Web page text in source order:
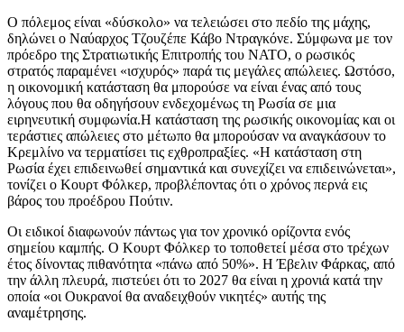
Ο πόλεμος είναι «δύσκολο» να τελειώσει στο πεδίο της μάχης,
δηλώνει ο Ναύαρχος Τζουζέπε Κάβο Ντραγκόνε. Σύμφωνα με τον
πρόεδρο της Στρατιωτικής Επιτροπής του ΝΑΤΟ, ο ρωσικός
στρατός παραμένει «ισχυρός» παρά τις μεγάλες απώλειες. Ωστόσο,
η οικονομική κατάσταση θα μπορούσε να είναι ένας από τους
λόγους που θα οδηγήσουν ενδεχομένως τη Ρωσία σε μια
ειρηνευτική συμφωνία.Η κατάσταση της ρωσικής οικονομίας και οι
τεράστιες απώλειες στο μέτωπο θα μπορούσαν να αναγκάσουν το
Κρεμλίνο να τερματίσει τις εχθροπραξίες. «Η κατάσταση στη
Ρωσία έχει επιδεινωθεί σημαντικά και συνεχίζει να επιδεινώνεται»,
τονίζει ο Κουρτ Φόλκερ, προβλέποντας ότι ο χρόνος περνά εις
βάρος του προέδρου Πούτιν.
Οι ειδικοί διαφωνούν πάντως για τον χρονικό ορίζοντα ενός
σημείου καμπής. Ο Κουρτ Φόλκερ το τοποθετεί μέσα στο τρέχων
έτος δίνοντας πιθανότητα «πάνω από 50%». Η Έβελιν Φάρκας, από
την άλλη πλευρά, πιστεύει ότι το 2027 θα είναι η χρονιά κατά την
οποία «οι Ουκρανοί θα αναδειχθούν νικητές» αυτής της
αναμέτρησης.